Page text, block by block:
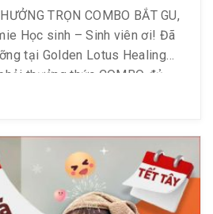
TRỌN COMBO BẮT GU,
Học sinh – Sinh viên ơi! Đã
tại Golden Lotus Healing
thưởng thức COMBO đủ
tại nhà hàng nhé ~ Chỉ còn